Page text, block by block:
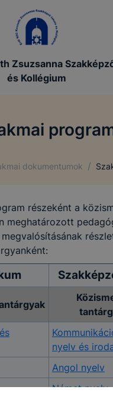
Zsuzsanna
és Kollégium
dokumentumok /
részeként a
meghatározott
nyelv és
Angol nyelv
Német nyelv